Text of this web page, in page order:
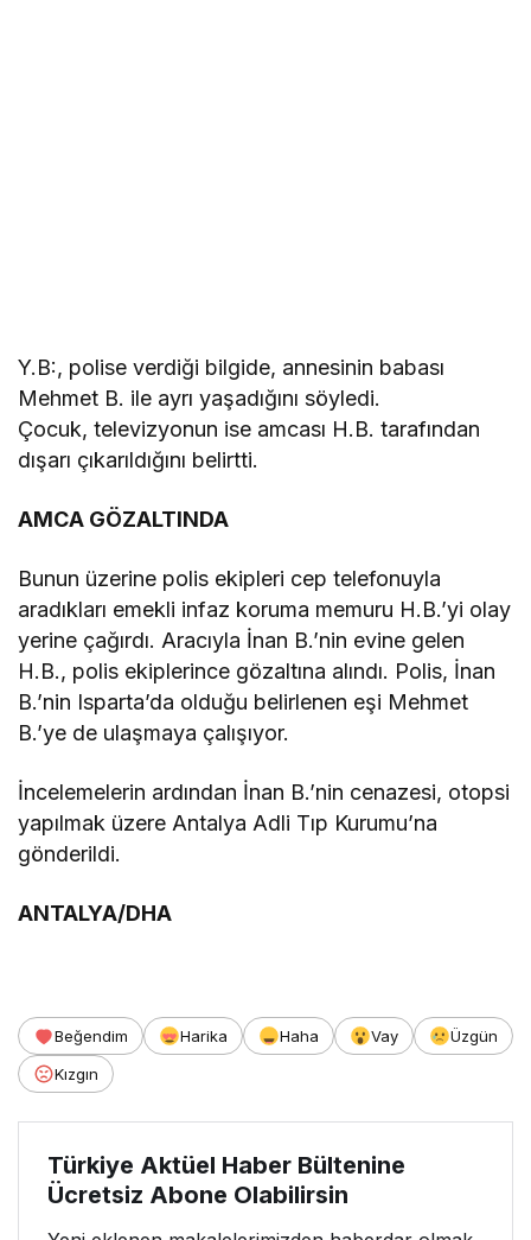
Y.B:, polise verdiği bilgide, annesinin babası
Mehmet B. ile ayrı yaşadığını söyledi.
Çocuk, televizyonun ise amcası H.B. tarafından
dışarı çıkarıldığını belirtti.
AMCA GÖZALTINDA
Bunun üzerine polis ekipleri cep telefonuyla
aradıkları emekli infaz koruma memuru H.B.’yi olay
yerine çağırdı. Aracıyla İnan B.’nin evine gelen
H.B., polis ekiplerince gözaltına alındı. Polis, İnan
B.’nin Isparta’da olduğu belirlenen eşi Mehmet
B.’ye de ulaşmaya çalışıyor.
İncelemelerin ardından İnan B.’nin cenazesi, otopsi
yapılmak üzere Antalya Adli Tıp Kurumu’na
gönderildi.
ANTALYA/DHA
Beğendim Harika Haha Vay
Üzgün
Kızgın
Türkiye Aktüel Haber Bültenine
Ücretsiz Abone Olabilirsin